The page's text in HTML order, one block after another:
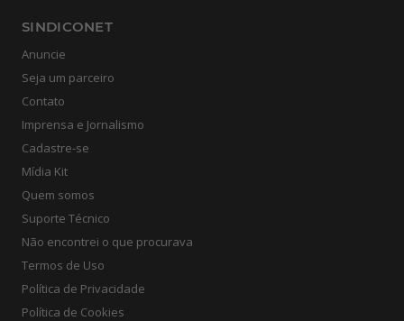
SINDICONET
Anuncie
Seja um parceiro
Contato
Imprensa e Jornalismo
Cadastre-se
Mídia Kit
Quem somos
Suporte Técnico
Não encontrei o que procurava
Termos de Uso
Política de Privacidade
Política de Cookies